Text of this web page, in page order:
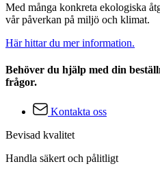
Med många konkreta ekologiska
vår påverkan på miljö och klimat.
Här hittar du mer information.
Behöver du hjälp med din
frågor.
Kontakta oss
Bevisad kvalitet
Handla säkert och pålitligt